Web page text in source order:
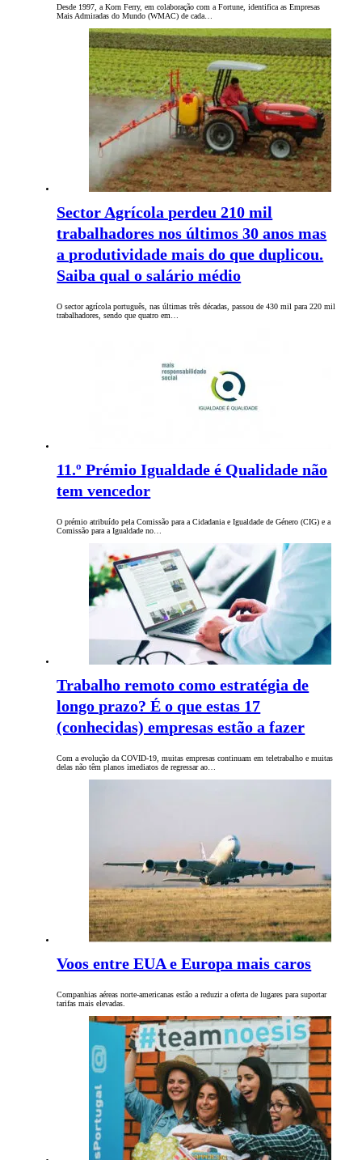
Desde 1997, a Korn Ferry, em colaboração com a Fortune, identifica as Empresas
Mais Admiradas do Mundo (WMAC) de cada…
Sector Agrícola perdeu 210 mil
trabalhadores nos últimos 30 anos mas
a produtividade mais do que duplicou.
Saiba qual o salário médio
O sector agrícola português, nas últimas três décadas, passou de 430 mil para 220 mil
trabalhadores, sendo que quatro em…
11.º Prémio Igualdade é Qualidade não
tem vencedor
O prémio atribuído pela Comissão para a Cidadania e Igualdade de Género (CIG) e a
Comissão para a Igualdade no…
Trabalho remoto como estratégia de
longo prazo? É o que estas 17
(conhecidas) empresas estão a fazer
Com a evolução da COVID-19, muitas empresas continuam em teletrabalho e muitas
delas não têm planos imediatos de regressar ao…
Voos entre EUA e Europa mais caros
Companhias aéreas norte-americanas estão a reduzir a oferta de lugares para suportar
tarifas mais elevadas.